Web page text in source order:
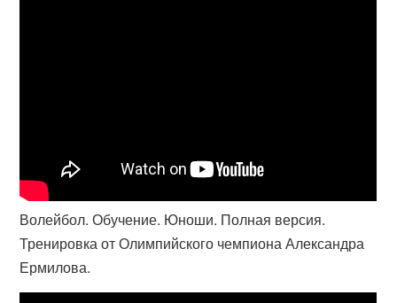
Волейбол. Обучение. Юноши. Полная версия.
Тренировка от Олимпийского чемпиона Александра
Ермилова.